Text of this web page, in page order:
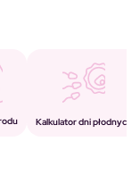
Kalkulator dni płodnych